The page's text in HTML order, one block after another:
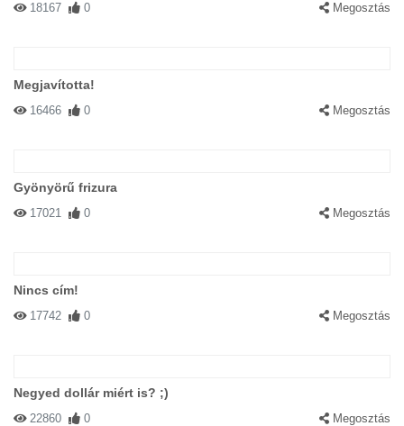
18167 0 Megosztás
Megjavította!
16466 0 Megosztás
Gyönyörű frizura
17021 0 Megosztás
Nincs cím!
17742 0 Megosztás
Negyed dollár miért is? ;)
22860 0 Megosztás